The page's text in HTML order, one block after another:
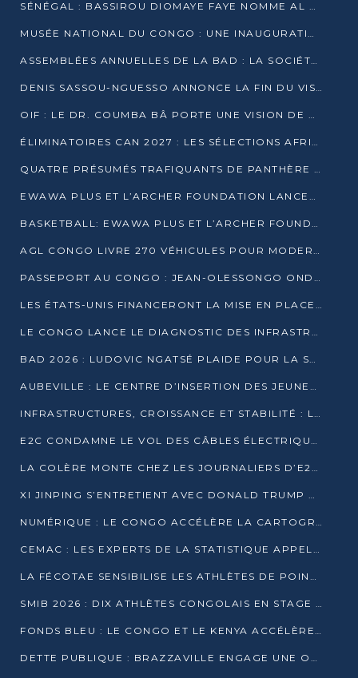
SÉNÉGAL : BASSIROU DIOMAYE FAYE NOMME AL AMINOU LÔ PREMIER MINISTRE
MUSÉE NATIONAL DU CONGO : UNE INAUGURATION PORTEUSE D’ESPOIR POUR LA CULTURE
ASSEMBLÉES ANNUELLES DE LA BAD : LA SOCIÉTÉ CIVILE CONGOLAISE À LA RECHERCHE DE PARTENAIRES POUR SES PROJETS
DENIS SASSOU-NGUESSO ANNONCE LA FIN DU VISA POUR LES AFRICAINS EN 2027
OIF : LE DR. COUMBA BÂ PORTE UNE VISION DE DIALOGUE, DE STABILITÉ ET DE RÉFORME À LA TÊTE
ÉLIMINATOIRES CAN 2027 : LES SÉLECTIONS AFRICAINES CONNAISSENT LEURS ADVERSAIRES
QUATRE PRÉSUMÉS TRAFIQUANTS DE PANTHÈRE ARRÊTÉS À EWO
EWAWA PLUS ET L’ARCHER FOUNDATION LANCENT UN CAMP DE BASKET POUR LES JEUNES À BRAZZAVILLE
BASKETBALL: EWAWA PLUS ET L’ARCHER FOUNDATION LANCENT UN CAMP POUR LES JEUNES
AGL CONGO LIVRE 270 VÉHICULES POUR MODERNISER LE TRANSPORT URBAIN
PASSEPORT AU CONGO : JEAN-OLESSONGO ONDAYE VEUT METTRE FIN AUX LENTEURS ADMINISTRATIVES
LES ÉTATS-UNIS FINANCERONT LA MISE EN PLACE DE JUSQU’À 50 CLINIQUES DE LUTTE CONTRE L’EBOLA
LE CONGO LANCE LE DIAGNOSTIC DES INFRASTRUCTURES SPORTIVES DU COMPLEXE DE KINTÉLÉ
BAD 2026 : LUDOVIC NGATSÉ PLAIDE POUR LA SOUVERAINETÉ FINANCIÈRE AFRICAINE
AUBEVILLE : LE CENTRE D’INSERTION DES JEUNES PRÊT À OUVRIR SES PORTES
INFRASTRUCTURES, CROISSANCE ET STABILITÉ : LA GUINÉE AFFÛTE SES AMBITIONS
E2C CONDAMNE LE VOL DES CÂBLES ÉLECTRIQUES APRÈS UNE VIDÉO VIRALE
LA COLÈRE MONTE CHEZ LES JOURNALIERS D’E2C QUI DÉNONCENT 20 ANS DE PRÉCARITÉ
XI JINPING S’ENTRETIENT AVEC DONALD TRUMP À BEIJING
NUMÉRIQUE : LE CONGO ACCÉLÈRE LA CARTOGRAPHIE DE SES INFRASTRUCTURES DIGITALES
CEMAC : LES EXPERTS DE LA STATISTIQUE APPELLENT À RENFORCER LA SÉCURISATION DES DONNÉES
LA FÉCOTAE SENSIBILISE LES ATHLÈTES DE POINTE-NOIRE À L’HYGIÈNE ALIMENTA
SMIB 2026 : DIX ATHLÈTES CONGOLAIS EN STAGE AU KENYA
FONDS BLEU : LE CONGO ET LE KENYA ACCÉLÈRENT LA MOBILISATION DES FINANCEMENTS
DETTE PUBLIQUE : BRAZZAVILLE ENGAGE UNE OPÉRATION DE RACHAT DE 575 MILLIONS DE DOLLARS